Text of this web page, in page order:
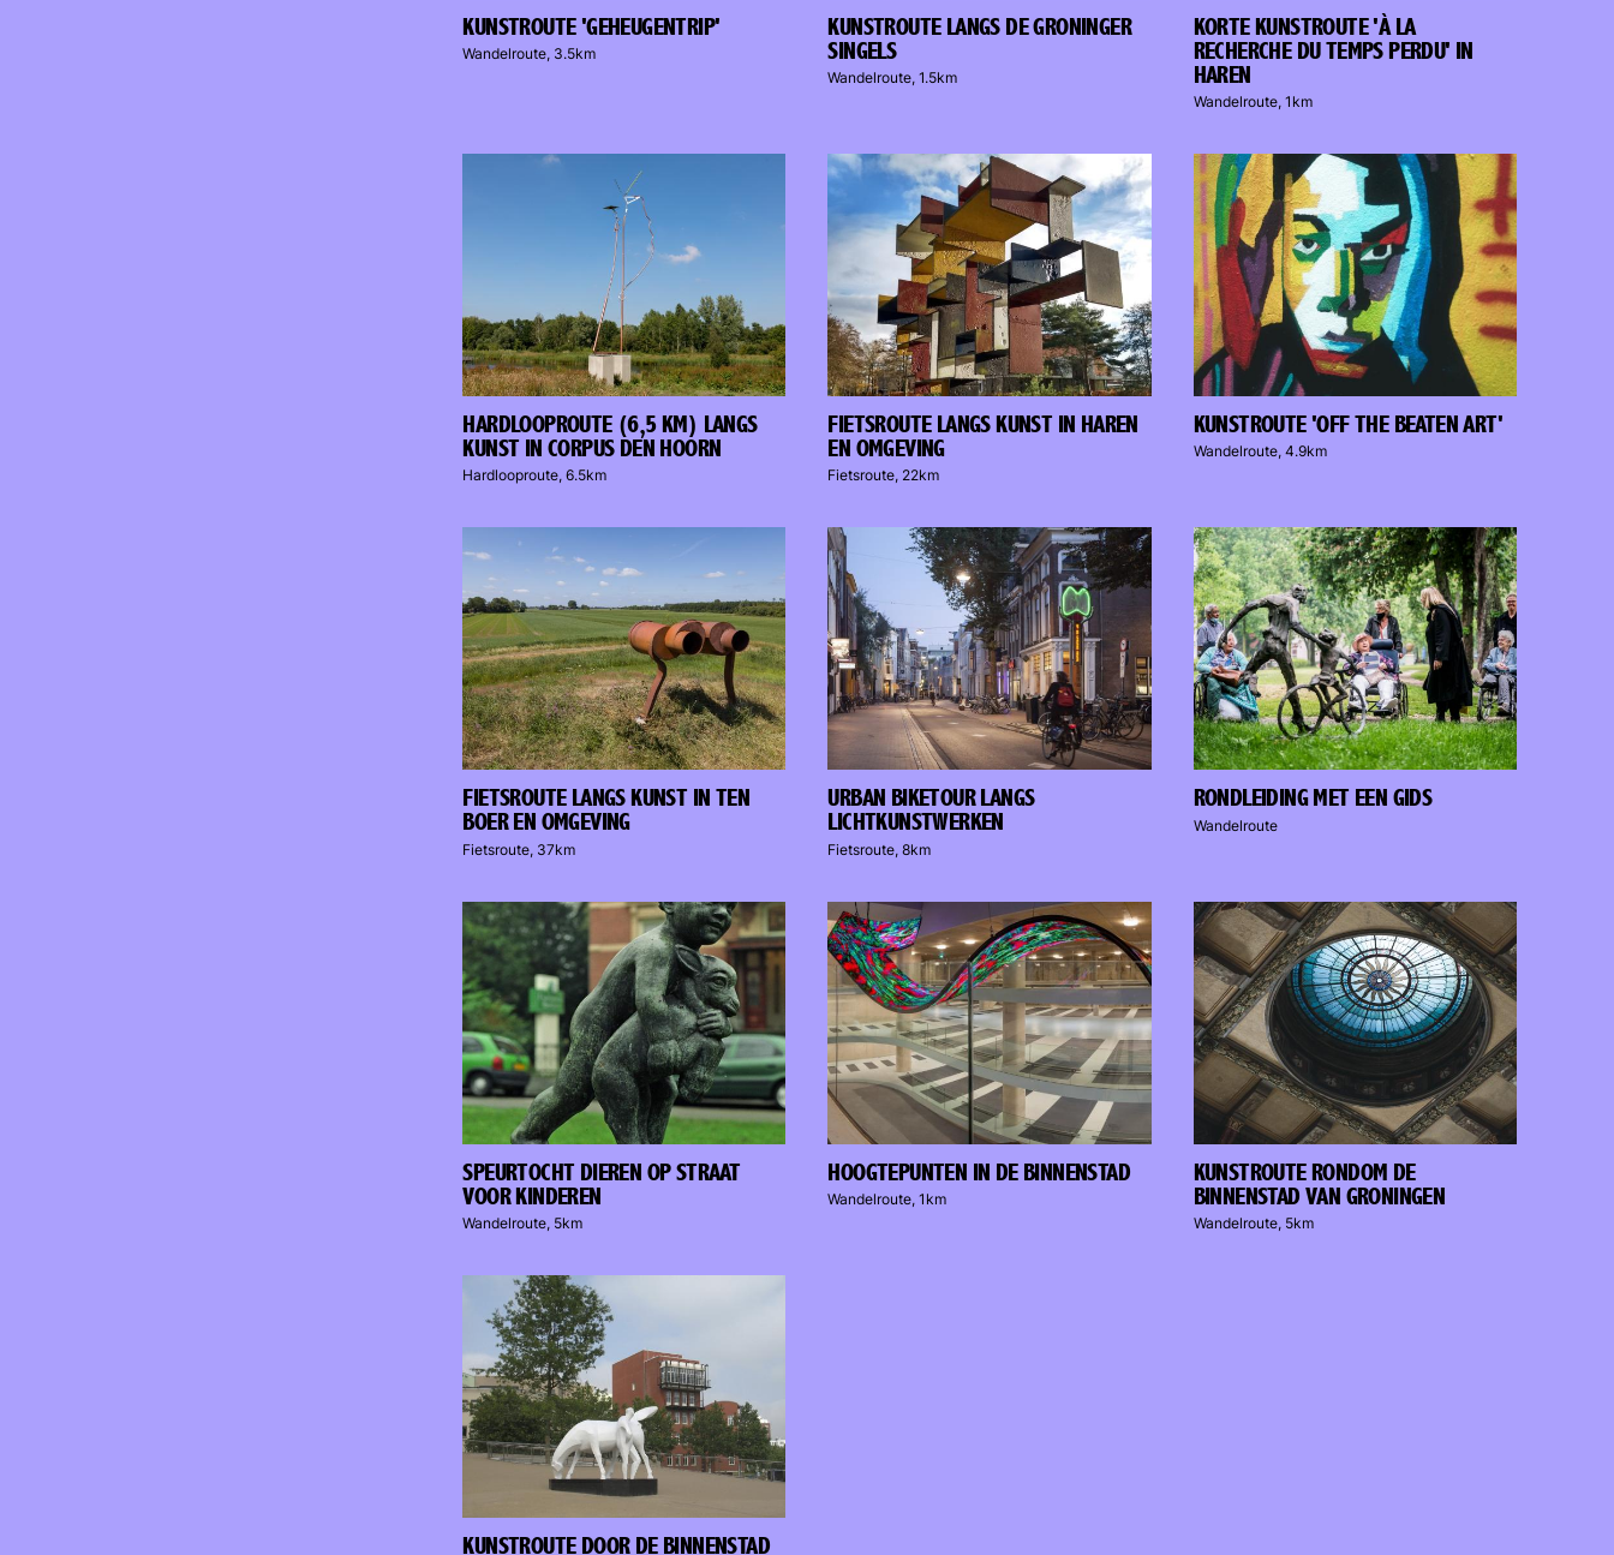
KUNSTROUTE 'GEHEUGENTRIP'
Wandelroute, 3.5km
KUNSTROUTE LANGS DE GRONINGER
SINGELS
Wandelroute, 1.5km
KORTE KUNSTROUTE 'À LA
RECHERCHE DU TEMPS PERDU' IN
HAREN
Wandelroute, 1km
HARDLOOPROUTE (6,5 KM) LANGS
KUNST IN CORPUS DEN HOORN
Hardlooproute, 6.5km
FIETSROUTE LANGS KUNST IN HAREN
EN OMGEVING
Fietsroute, 22km
KUNSTROUTE 'OFF THE BEATEN ART'
Wandelroute, 4.9km
FIETSROUTE LANGS KUNST IN TEN
BOER EN OMGEVING
Fietsroute, 37km
URBAN BIKETOUR LANGS
LICHTKUNSTWERKEN
Fietsroute, 8km
RONDLEIDING MET EEN GIDS
Wandelroute
SPEURTOCHT DIEREN OP STRAAT
VOOR KINDEREN
Wandelroute, 5km
HOOGTEPUNTEN IN DE BINNENSTAD
Wandelroute, 1km
KUNSTROUTE RONDOM DE
BINNENSTAD VAN GRONINGEN
Wandelroute, 5km
KUNSTROUTE DOOR DE BINNENSTAD